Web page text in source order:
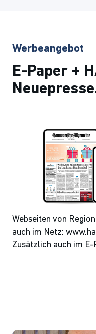
Werbeangebot
E-Paper +
Webseiten von
auch im Netz:
Zusätzlich auch im